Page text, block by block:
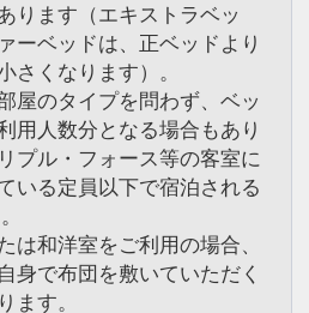
望台のある獅子岩駅ま
ウェイ。弥山登山をも
るようにと建設されま
揺られ約15分、移動し
く四国まで見えること
弥山山頂までは約30分
ドオープンした宮島水
ります（エキストラベッ
ーベッドは、正ベッドより
さくなります）。
屋のタイプを問わず、ベッ
用人数分となる場合もあり
プル・フォース等の客室に
いる定員以下で宿泊される
は和洋室をご利用の場合、
身で布団を敷いていただく
ます。